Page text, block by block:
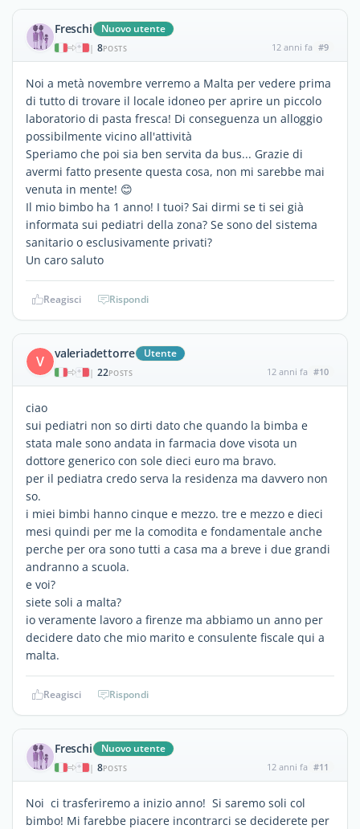
Freschi Nuovo utente
| 8POSTS 12 anni fa #9
Noi a metà novembre verremo a Malta per vedere prima
di tutto di trovare il locale idoneo per aprire un piccolo
laboratorio di pasta fresca! Di conseguenza un alloggio
possibilmente vicino all'attività
Speriamo che poi sia ben servita da bus... Grazie di
avermi fatto presente questa cosa, non mi sarebbe mai
venuta in mente! 😊
Il mio bimbo ha 1 anno! I tuoi? Sai dirmi se ti sei già
informata sui pediatri della zona? Se sono del sistema
sanitario o esclusivamente privati?
Un caro saluto
Reagisci Rispondi
V valeriadettorre Utente
| 22POSTS 12 anni fa #10
ciao
sui pediatri non so dirti dato che quando la bimba e
stata male sono andata in farmacia dove visota un
dottore generico con sole dieci euro ma bravo.
per il pediatra credo serva la residenza ma davvero non
so.
i miei bimbi hanno cinque e mezzo. tre e mezzo e dieci
mesi quindi per me la comodita e fondamentale anche
perche per ora sono tutti a casa ma a breve i due grandi
andranno a scuola.
e voi?
siete soli a malta?
io veramente lavoro a firenze ma abbiamo un anno per
decidere dato che mio marito e consulente fiscale qui a
malta.
Reagisci Rispondi
Freschi Nuovo utente
| 8POSTS 12 anni fa #11
Noi ci trasferiremo a inizio anno! Si saremo soli col
bimbo! Mi farebbe piacere incontrarci se deciderete per